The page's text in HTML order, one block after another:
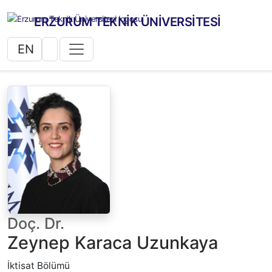
ERZURUM TEKNİK ÜNİVERSİTESİ
EN
Doç. Dr.
Zeynep Karaca Uzunkaya
İktisat Bölümü